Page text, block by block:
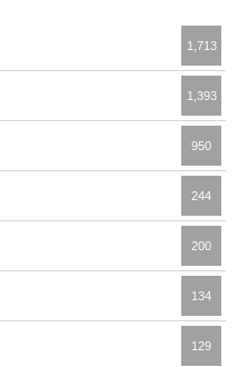
1,713
1,393
950
244
200
134
129